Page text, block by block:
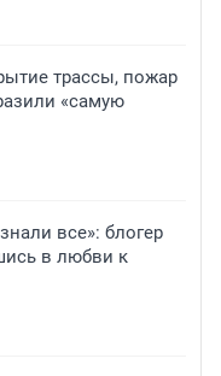
трассы, пожар
«самую
все»: блогер
в любви к